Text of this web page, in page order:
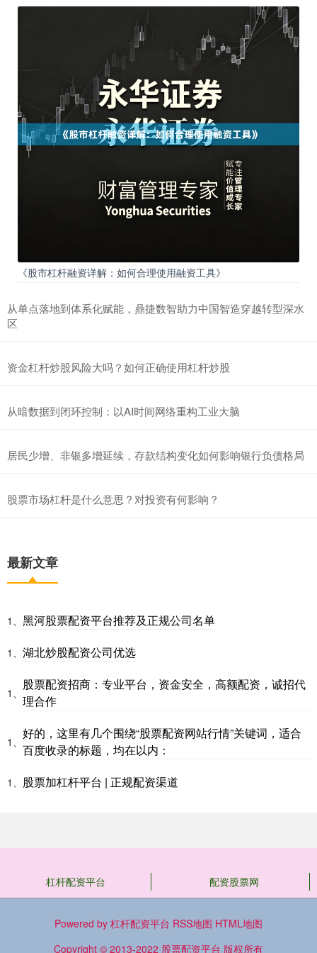
《股市杠杆融资详解：如何合理使用融资工具》
从单点落地到体系化赋能，鼎捷数智助力中国智造穿越转型深水
区
资金杠杆炒股风险大吗？如何正确使用杠杆炒股
从暗数据到闭环控制：以AI时间网络重构工业大脑
居民少增、非银多增延续，存款结构变化如何影响银行负债格局
股票市场杠杆是什么意思？对投资有何影响？
最新文章
1、 黑河股票配资平台推荐及正规公司名单
1、 湖北炒股配资公司优选
1、
股票配资招商：专业平台，资金安全，高额配资，诚招代
理合作
1、
好的，这里有几个围绕“股票配资网站行情”关键词，适合
百度收录的标题，均在以内：
1、 股票加杠杆平台 | 正规配资渠道
杠杆配资平台 配资股票网
Powered by 杠杆配资平台 RSS地图 HTML地图
Copyright © 2013-2022 股票配资平台 版权所有